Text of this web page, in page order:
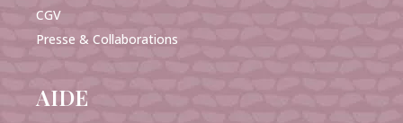
CGV
Presse & Collaborations
AIDE